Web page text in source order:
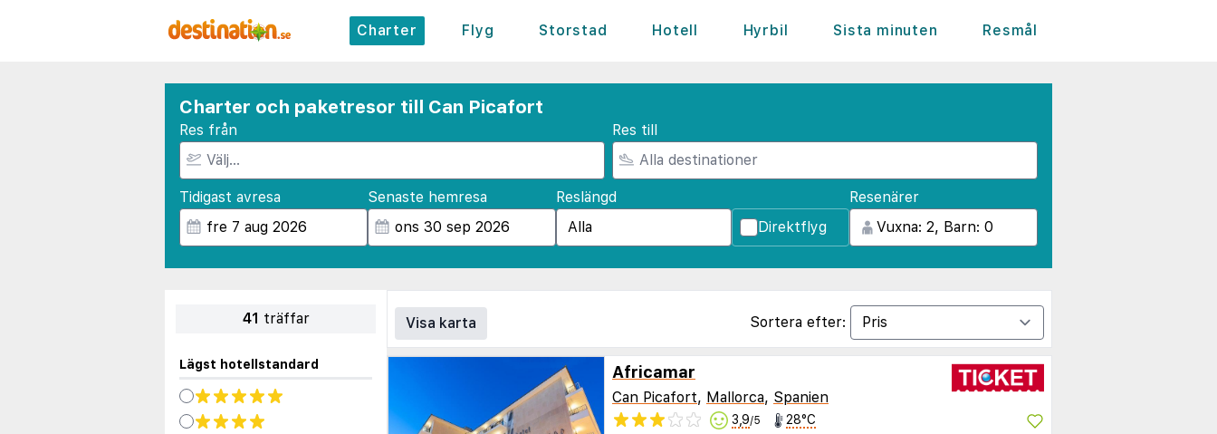
Charter Flyg Storstad Hotell Hyrbil Sista minuten Resmål
Charter och paketresor till Can Picafort
Res från Res till
Tidigast avresa Senaste hemresa
Reslängd
Direktflyg
Resenärer
41 träffar
Lägst hotellstandard
Visa karta Sortera efter:
Africamar
Can Picafort, Mallorca, Spanien
3,9/5 28°C